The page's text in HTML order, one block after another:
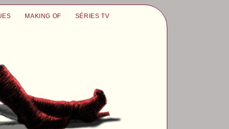
MAKING OF SÉRIES TV